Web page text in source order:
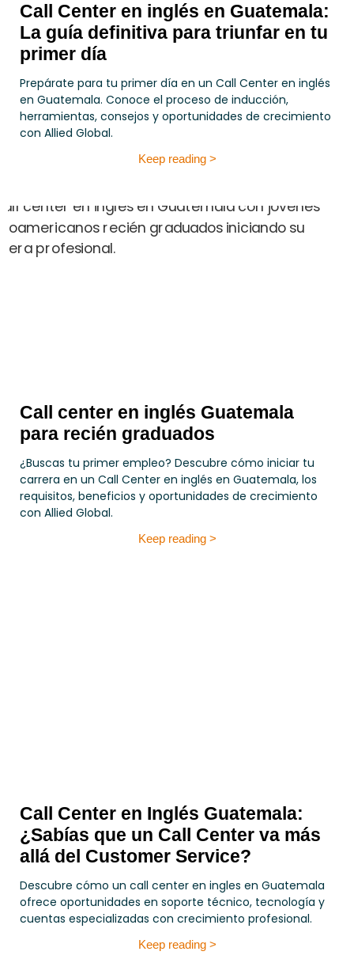
Call Center en inglés en Guatemala:
La guía definitiva para triunfar en tu
primer día
Prepárate para tu primer día en un Call Center en inglés
en Guatemala. Conoce el proceso de inducción,
herramientas, consejos y oportunidades de crecimiento
con Allied Global.
Keep reading >
Call center en inglés Guatemala
para recién graduados
¿Buscas tu primer empleo? Descubre cómo iniciar tu
carrera en un Call Center en inglés en Guatemala, los
requisitos, beneficios y oportunidades de crecimiento
con Allied Global.
Keep reading >
Call Center en Inglés Guatemala:
¿Sabías que un Call Center va más
allá del Customer Service?
Descubre cómo un call center en ingles en Guatemala
ofrece oportunidades en soporte técnico, tecnología y
cuentas especializadas con crecimiento profesional.
Keep reading >